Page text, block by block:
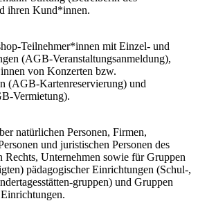
ihren Kund*innen.
Teilnehmer*innen mit Einzel- und
(AGB-Veranstaltungsanmeldung),
von Konzerten bzw.
(AGB-Kartenreservierung) und
Vermietung).
natürlichen Personen, Firmen,
und juristischen Personen des
Unternehmen sowie für Gruppen
pädagogischer Einrichtungen (Schul-,
gruppen) und Gruppen